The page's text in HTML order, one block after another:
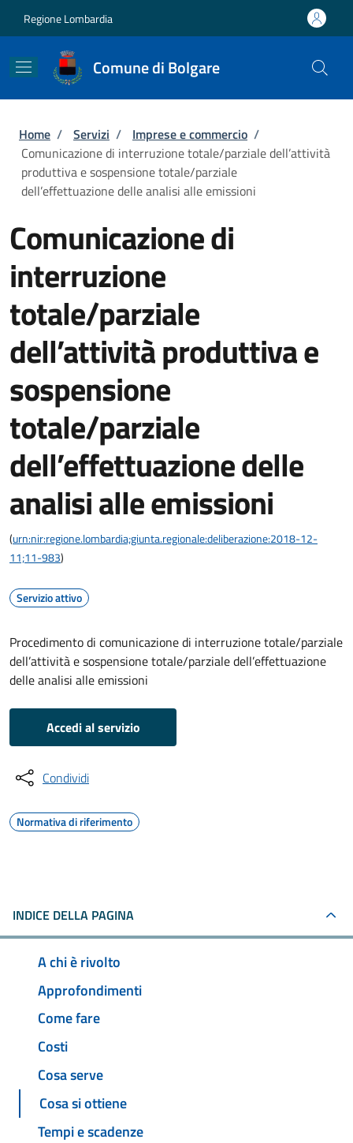
Regione Lombardia
Comune di Bolgare
Briciole di pane
Home / Servizi / Imprese e commercio /
Comunicazione di interruzione totale/parziale dell’attività
produttiva e sospensione totale/parziale
dell’effettuazione delle analisi alle emissioni
Comunicazione di
interruzione
totale/parziale
dell’attività produttiva e
sospensione
totale/parziale
dell’effettuazione delle
analisi alle emissioni
(urn:nir:regione.lombardia;giunta.regionale:deliberazione:2018-12-
11;11-983)
Servizio attivo
Procedimento di comunicazione di interruzione totale/parziale
dell’attività e sospensione totale/parziale dell’effettuazione
delle analisi alle emissioni
Accedi al servizio
Condividi
Normativa di riferimento
INDICE DELLA PAGINA
A chi è rivolto
Approfondimenti
Come fare
Costi
Cosa serve
Cosa si ottiene
Tempi e scadenze